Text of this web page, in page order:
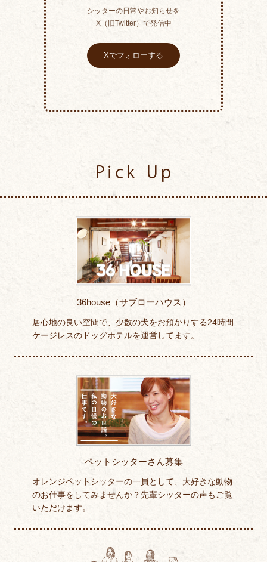
シッターの日常やお知らせを
X（旧Twitter）で発信中
Xでフォローする
36house（サブローハウス）
居心地の良い空間で、少数の犬をお預かりする24時間
ケージレスのドッグホテルを運営してます。
ペットシッターさん募集
オレンジペットシッターの一員として、大好きな動物
のお仕事をしてみませんか？先輩シッターの声もご覧
いただけます。